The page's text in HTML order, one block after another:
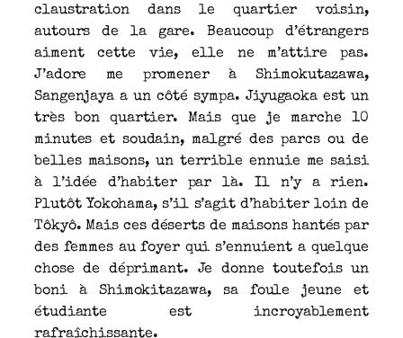
claustration dans le quartier voisin,
autours de la gare. Beaucoup d’étrangers
aiment cette vie, elle ne m’attire pas.
J’adore me promener à Shimokutazawa,
Sangenjaya a un côté sympa. Jiyugaoka est un
très bon quartier. Mais que je marche 10
minutes et soudain, malgré des parcs ou de
belles maisons, un terrible ennuie me saisi
à l’idée d’habiter par là. Il n’y a rien.
Plutôt Yokohama, s’il s’agit d’habiter loin de
Tôkyô. Mais ces déserts de maisons hantés par
des femmes au foyer qui s’ennuient a quelque
chose de déprimant. Je donne toutefois un
boni à Shimokitazawa, sa foule jeune et
étudiante est incroyablement
rafraîchissante.